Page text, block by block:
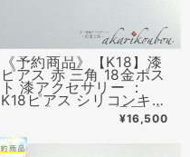
《予約商品》【K18】漆
ピアス 赤 三角 18金ポス
ト 漆アクセサリー ：
K18ピアス シリコンキャ
ッチ プレゼント 還暦プ
レゼント イヤリング変更
可
¥16,500